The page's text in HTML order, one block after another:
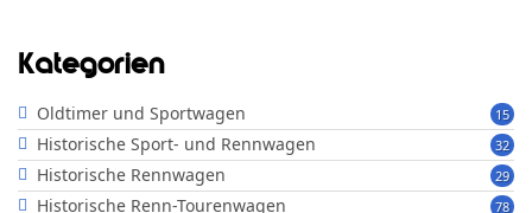
Kategorien
15
Oldtimer und Sportwagen
32
Historische Sport- und Rennwagen
29
Historische Rennwagen
78
Historische Renn-Tourenwagen